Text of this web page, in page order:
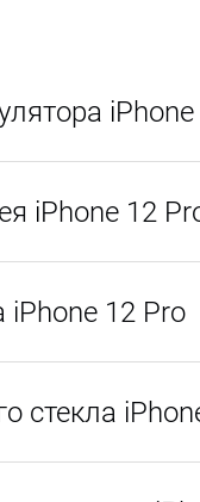
iPhone 12
iPhone 12 Pro
стекла